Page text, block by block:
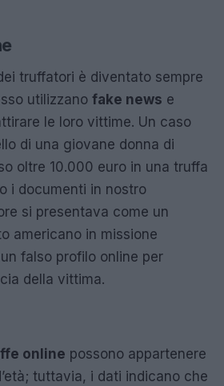
truffatori è diventato sempre
utilizzano fake news e
le loro vittime. Un caso
di una giovane donna di
oltre 10.000 euro in una truffa
i documenti in nostro
si presentava come un
americano in missione
falso profilo online per
della vittima.
online possono appartenere
tuttavia, i dati indicano che